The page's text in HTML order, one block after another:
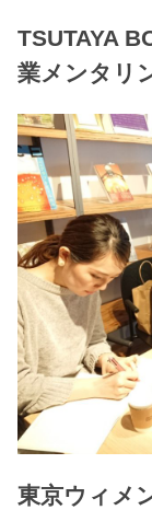
TSUTAYA
業メンタリ
東京ウィメ